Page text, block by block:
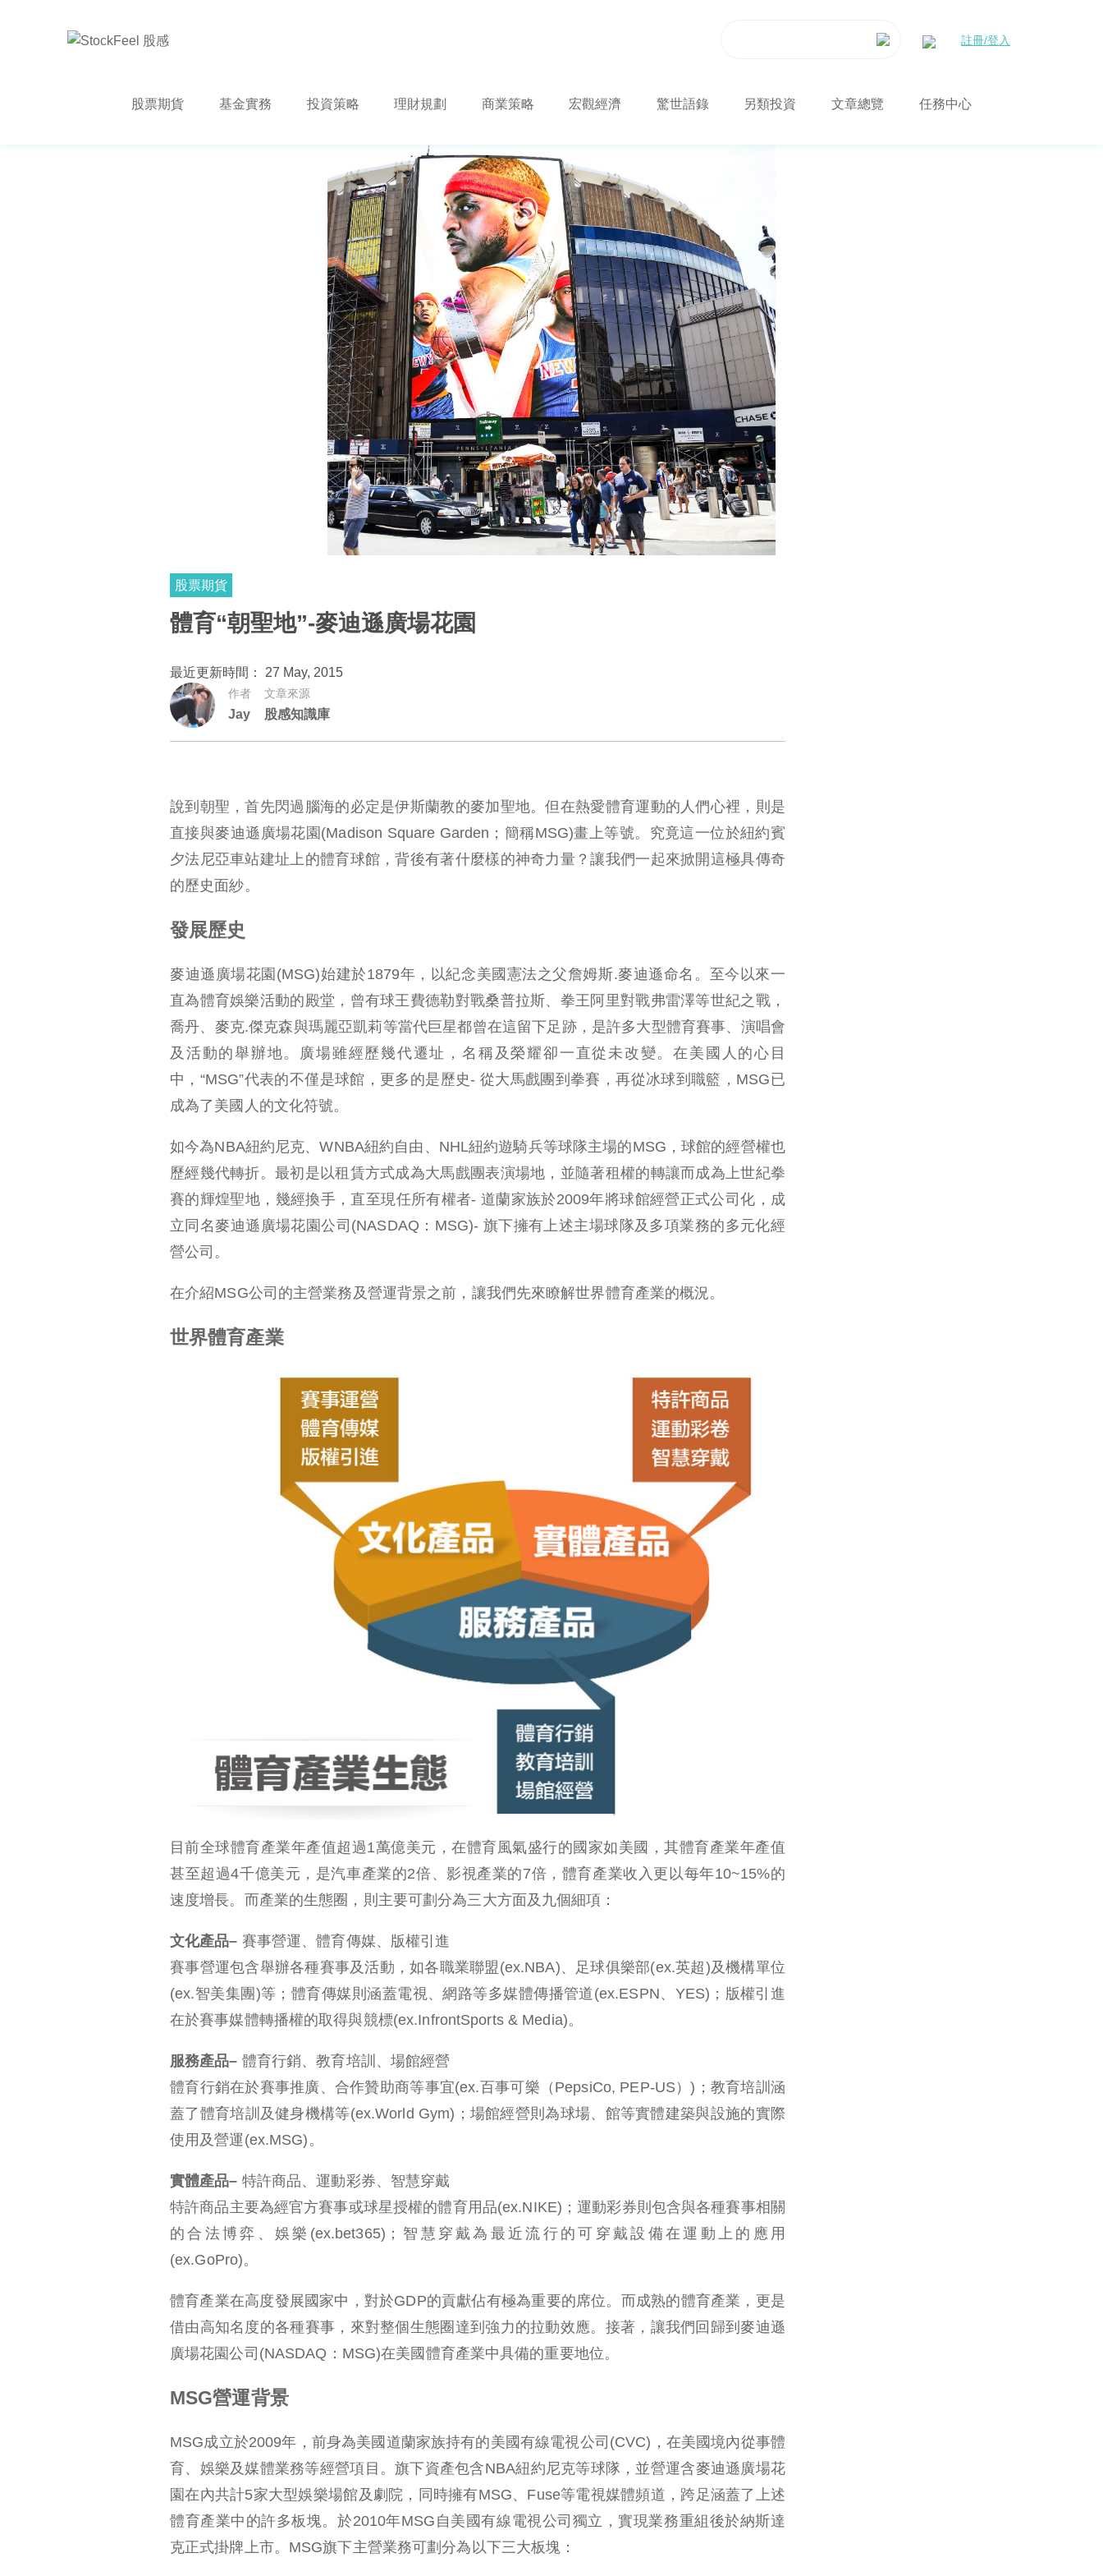
註冊/登入
股票期貨 基金實務 投資策略 理財規劃 商業策略 宏觀經濟 驚世語錄 另類投資 文章總覽 任務中心
股票期貨
體育“朝聖地”-麥迪遜廣場花園
最近更新時間： 27 May, 2015
作者
Jay
文章來源
股感知識庫
說到朝聖，首先閃過腦海的必定是伊斯蘭教的麥加聖地。但在熱愛體育運動的人們心裡，則是
直接與麥迪遜廣場花園(Madison Square Garden；簡稱MSG)畫上等號。究竟這一位於紐約賓
夕法尼亞車站建址上的體育球館，背後有著什麼樣的神奇力量？讓我們一起來掀開這極具傳奇
的歷史面紗。
發展歷史
麥迪遜廣場花園(MSG)始建於1879年，以紀念美國憲法之父詹姆斯.麥迪遜命名。至今以來一
直為體育娛樂活動的殿堂，曾有球王費德勒對戰桑普拉斯、拳王阿里對戰弗雷澤等世紀之戰，
喬丹、麥克.傑克森與瑪麗亞凱莉等當代巨星都曾在這留下足跡，是許多大型體育賽事、演唱會
及活動的舉辦地。廣場雖經歷幾代遷址，名稱及榮耀卻一直從未改變。在美國人的心目
中，“MSG”代表的不僅是球館，更多的是歷史- 從大馬戲團到拳賽，再從冰球到職籃，MSG已
成為了美國人的文化符號。
如今為NBA紐約尼克、WNBA紐約自由、NHL紐約遊騎兵等球隊主場的MSG，球館的經營權也
歷經幾代轉折。最初是以租賃方式成為大馬戲團表演場地，並隨著租權的轉讓而成為上世紀拳
賽的輝煌聖地，幾經換手，直至現任所有權者- 道蘭家族於2009年將球館經營正式公司化，成
立同名麥迪遜廣場花園公司(NASDAQ：MSG)- 旗下擁有上述主場球隊及多項業務的多元化經
營公司。
在介紹MSG公司的主營業務及營運背景之前，讓我們先來瞭解世界體育產業的概況。
世界體育產業
目前全球體育產業年產值超過1萬億美元，在體育風氣盛行的國家如美國，其體育產業年產值
甚至超過4千億美元，是汽車產業的2倍、影視產業的7倍，體育產業收入更以每年10~15%的
速度增長。而產業的生態圈，則主要可劃分為三大方面及九個細項：
文化產品– 賽事營運、體育傳媒、版權引進
賽事營運包含舉辦各種賽事及活動，如各職業聯盟(ex.NBA)、足球俱樂部(ex.英超)及機構單位
(ex.智美集團)等；體育傳媒則涵蓋電視、網路等多媒體傳播管道(ex.ESPN、YES)；版權引進
在於賽事媒體轉播權的取得與競標(ex.InfrontSports & Media)。
服務產品– 體育行銷、教育培訓、場館經營
體育行銷在於賽事推廣、合作贊助商等事宜(ex.百事可樂（PepsiCo, PEP-US）)；教育培訓涵
蓋了體育培訓及健身機構等(ex.World Gym)；場館經營則為球場、館等實體建築與設施的實際
使用及營運(ex.MSG)。
實體產品– 特許商品、運動彩券、智慧穿戴
特許商品主要為經官方賽事或球星授權的體育用品(ex.NIKE)；運動彩券則包含與各種賽事相關
的合法博弈、娛樂(ex.bet365)；智慧穿戴為最近流行的可穿戴設備在運動上的應用
(ex.GoPro)。
體育產業在高度發展國家中，對於GDP的貢獻佔有極為重要的席位。而成熟的體育產業，更是
借由高知名度的各種賽事，來對整個生態圈達到強力的拉動效應。接著，讓我們回歸到麥迪遜
廣場花園公司(NASDAQ：MSG)在美國體育產業中具備的重要地位。
MSG營運背景
MSG成立於2009年，前身為美國道蘭家族持有的美國有線電視公司(CVC)，在美國境內從事體
育、娛樂及媒體業務等經營項目。旗下資產包含NBA紐約尼克等球隊，並營運含麥迪遜廣場花
園在內共計5家大型娛樂場館及劇院，同時擁有MSG、Fuse等電視媒體頻道，跨足涵蓋了上述
體育產業中的許多板塊。於2010年MSG自美國有線電視公司獨立，實現業務重組後於納斯達
克正式掛牌上市。MSG旗下主營業務可劃分為以下三大板塊：